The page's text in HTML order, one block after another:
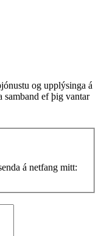
og upplýsinga á
ef þig vantar
á netfang mitt: